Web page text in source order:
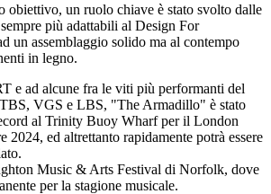
obiettivo, un ruolo chiave è stato svolto dalle
più adattabili al Design For
un assemblaggio solido ma al contempo
in legno.
e ad alcune fra le viti più performanti del
VGS e LBS, "The Armadillo" è stato
al Trinity Buoy Wharf per il London
2024, ed altrettanto rapidamente potrà essere
Music & Arts Festival di Norfolk, dove
per la stagione musicale.